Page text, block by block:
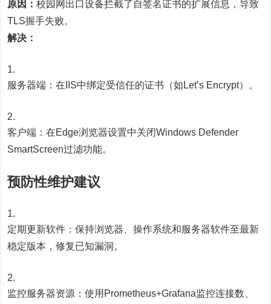
原因：校园网出口设备拦截了自签名证书的扩展信息，导致
TLS握手失败。
解决：
服务器端：在IIS中绑定受信任的证书（如Let’s Encrypt）。
客户端：在Edge浏览器设置中关闭Windows Defender
SmartScreen过滤功能。
预防性维护建议
定期更新软件：保持浏览器、操作系统和服务器软件至最新
稳定版本，修复已知漏洞。
监控服务器资源：使用Prometheus+Grafana监控连接数、